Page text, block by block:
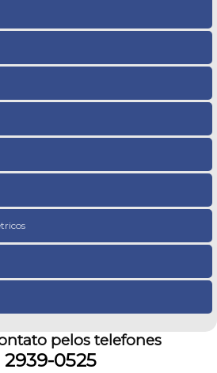
pelos telefones
2939-0525